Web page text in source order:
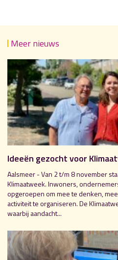
Meer nieuws
Ideeën gezocht voor
Aalsmeer - Van 2 t/m 8 november
Klimaatweek. Inwoners,
opgeroepen om mee te denken,
activiteit te organiseren. De
waarbij aandacht...